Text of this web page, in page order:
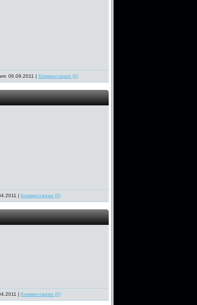
06.09.2011 | Комментарии (0)
| Комментарии (0)
| Комментарии (0)